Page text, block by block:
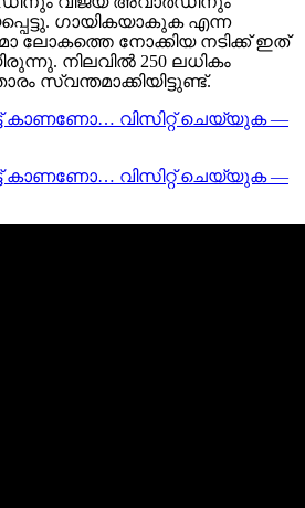
ഗായികയാകുക എന്ന
ലോകത്തെ നോക്കിയ നടിക്ക് ഇത്
നിലവിൽ 250 ലധികം
സ്വന്തമാക്കിയിട്ടുണ്ട്.
കാണണോ… വിസിറ്റ് ചെയ്യുക —
കാണണോ… വിസിറ്റ് ചെയ്യുക —